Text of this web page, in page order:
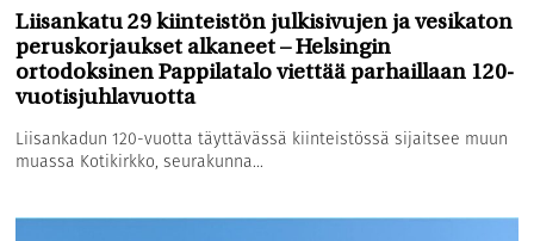
Liisankatu 29 kiinteistön julkisivujen ja vesikaton
peruskorjaukset alkaneet – Helsingin
ortodoksinen Pappilatalo viettää parhaillaan 120-
vuotisjuhlavuotta
Liisankadun 120-vuotta täyttävässä kiinteistössä sijaitsee muun
muassa Kotikirkko, seurakunna...